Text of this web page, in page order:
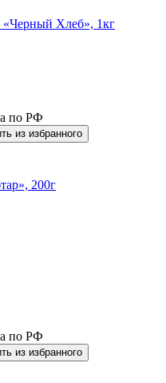
«Черный Хлеб», 1кг
по РФ
200г
по РФ